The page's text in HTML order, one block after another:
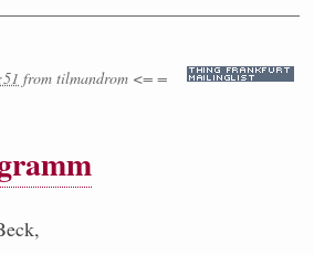
from tilmandrom <= =